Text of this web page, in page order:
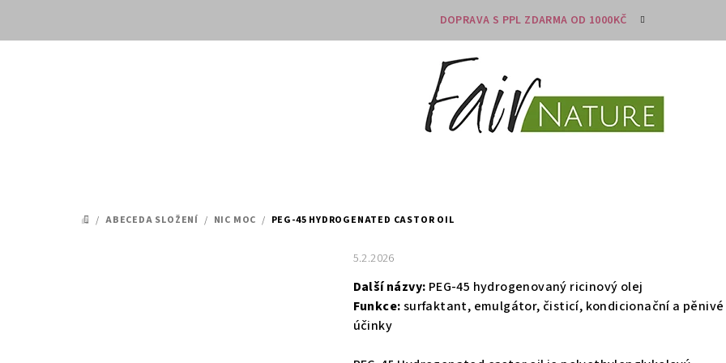
DOPRAVA S PPL ZDARMA OD 1000KČ
DOMŮ
/ ABECEDA SLOŽENÍ / NIC MOC / PEG-45 HYDROGENATED CASTOR OIL
5.2.2026
Další názvy: PEG-45 hydrogenovaný ricinový olej
Funkce:surfaktant, emulgátor, čisticí, kondicionační a pěnivé
účinky